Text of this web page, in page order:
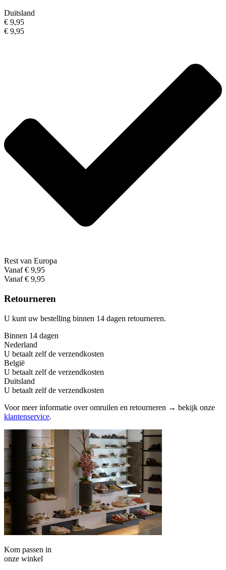
Duitsland
€ 9,95
€ 9,95
Rest van Europa
Vanaf € 9,95
Vanaf € 9,95
Retourneren
U kunt uw bestelling binnen 14 dagen retourneren.
Binnen 14 dagen
Nederland
U betaalt zelf de verzendkosten
België
U betaalt zelf de verzendkosten
Duitsland
U betaalt zelf de verzendkosten
Voor meer informatie over omruilen en retourneren → bekijk onze
klantenservice.
Kom passen in
onze winkel